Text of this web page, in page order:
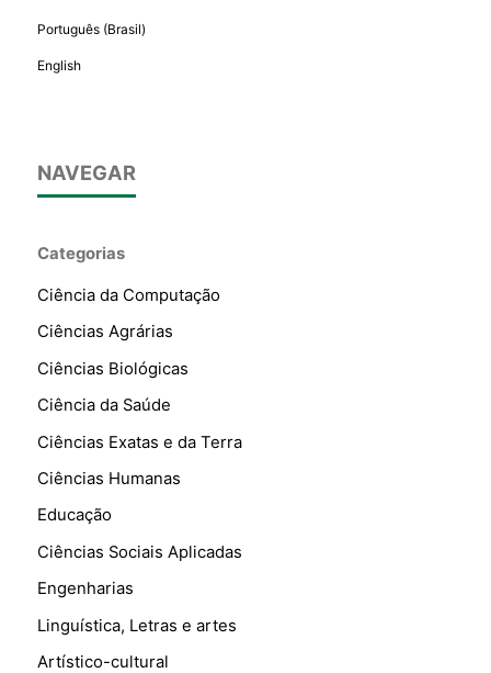
Português (Brasil)
English
NAVEGAR
Categorias
Ciência da Computação
Ciências Agrárias
Ciências Biológicas
Ciência da Saúde
Ciências Exatas e da Terra
Ciências Humanas
Educação
Ciências Sociais Aplicadas
Engenharias
Linguística, Letras e artes
Artístico-cultural